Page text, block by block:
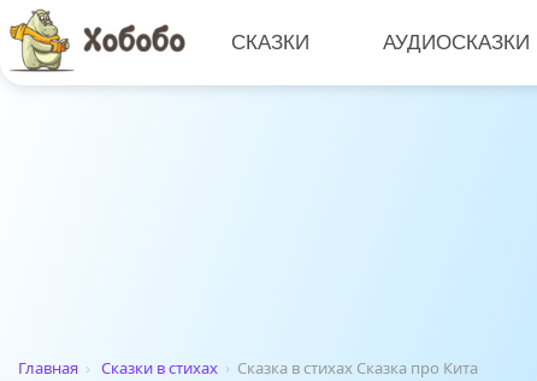
СКАЗКИ АУДИОСКАЗКИ
Главная › Сказки в стихах › Сказка в стихах Сказка про Кита